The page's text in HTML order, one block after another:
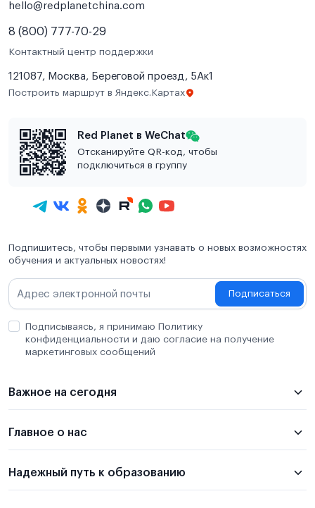
hello@redplanetchina.com
8 (800) 777-70-29
Контактный центр поддержки
121087, Москва, Береговой проезд, 5Ак1
Построить маршрут в Яндекс.Картах
Red Planet в WeChat
Отсканируйте QR-код, чтобы
подключиться в группу
Подпишитесь, чтобы первыми узнавать о новых возможностях
обучения и актуальных новостях!
Подписаться
Подписываясь, я принимаю Политику
конфиденциальности и даю согласие на получение
маркетинговых сообщений
Важное на сегодня
Главное о нас
Надежный путь к образованию